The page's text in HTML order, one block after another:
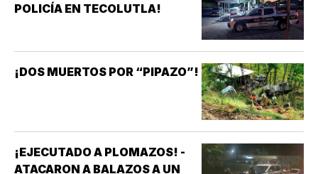
POLICÍA EN TECOLUTLA!
¡DOS MUERTOS POR “PIPAZO”!
¡EJECUTADO A PLOMAZOS! -
ATACARON A BALAZOS A UN